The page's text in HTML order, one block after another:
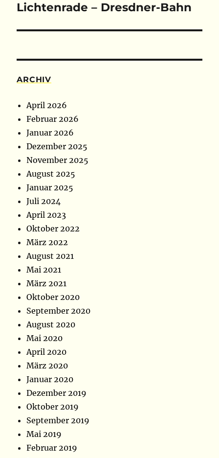
Beitrag:
Lichtenrade – Dresdner-Bahn
ARCHIV
April 2026
Februar 2026
Januar 2026
Dezember 2025
November 2025
August 2025
Januar 2025
Juli 2024
April 2023
Oktober 2022
März 2022
August 2021
Mai 2021
März 2021
Oktober 2020
September 2020
August 2020
Mai 2020
April 2020
März 2020
Januar 2020
Dezember 2019
Oktober 2019
September 2019
Mai 2019
Februar 2019